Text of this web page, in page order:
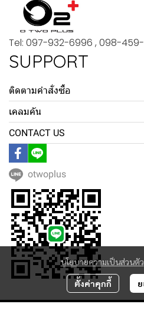
นโยบายความเป็นส่วนตัว
ตั้งค่าคุกกี้
Tel: 097-932-6996 , 098-
SUPPORT
ติดตามคำสั่งซื้อ
เคลมคัน
CONTACT US
otwoplus